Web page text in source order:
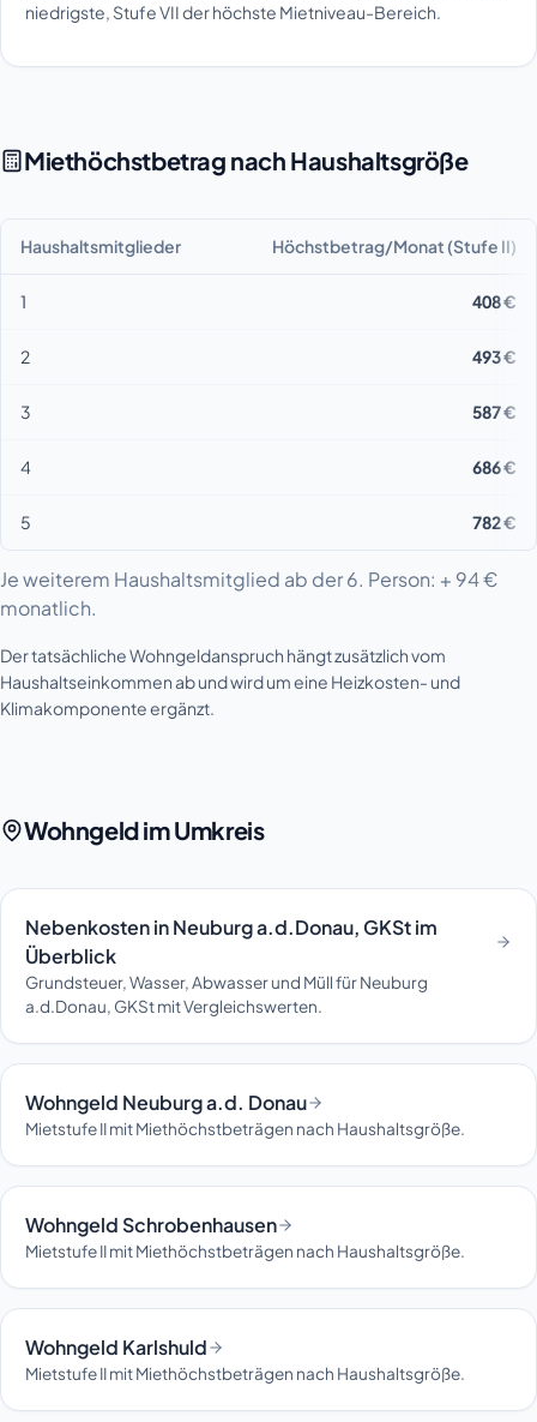
niedrigste, Stufe VII der höchste Mietniveau-Bereich.
Miethöchstbetrag nach Haushaltsgröße
Haushaltsmitglieder Höchstbetrag/Monat (Stufe II)
1 408 €
2 493 €
3 587 €
4 686 €
5 782 €
Je weiterem Haushaltsmitglied ab der 6. Person: + 94 €
monatlich.
Der tatsächliche Wohngeldanspruch hängt zusätzlich vom
Haushaltseinkommen ab und wird um eine Heizkosten- und
Klimakomponente ergänzt.
Wohngeld im Umkreis
Nebenkosten in Neuburg a.d.Donau, GKSt im
Überblick
Grundsteuer, Wasser, Abwasser und Müll für Neuburg
a.d.Donau, GKSt mit Vergleichswerten.
Wohngeld Neuburg a.d. Donau
Mietstufe II mit Miethöchstbeträgen nach Haushaltsgröße.
Wohngeld Schrobenhausen
Mietstufe II mit Miethöchstbeträgen nach Haushaltsgröße.
Wohngeld Karlshuld
Mietstufe II mit Miethöchstbeträgen nach Haushaltsgröße.